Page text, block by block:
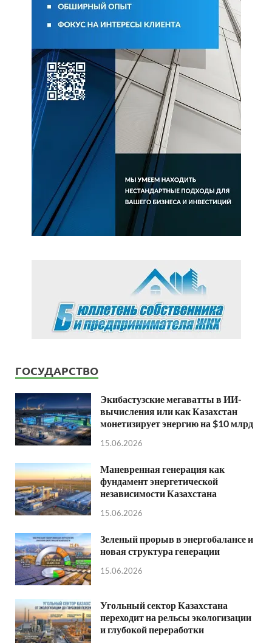
ГОСУДАРСТВО
Экибастузские мегаватты в ИИ-
вычисления или как Казахстан
монетизирует энергию на $10 млрд
15.06.2026
Маневренная генерация как
фундамент энергетической
независимости Казахстана
15.06.2026
Зеленый прорыв в энергобалансе и
новая структура генерации
15.06.2026
Угольный сектор Казахстана
переходит на рельсы экологизации
и глубокой переработки